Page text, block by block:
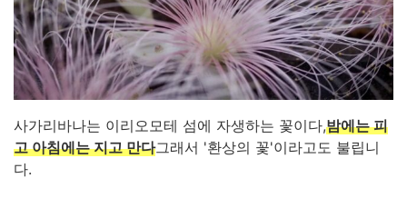
사가리바나는 이리오모테 섬에 자생하는 꽃이다,밤에는 피
고 아침에는 지고 만다그래서 '환상의 꽃'이라고도 불립니
다.